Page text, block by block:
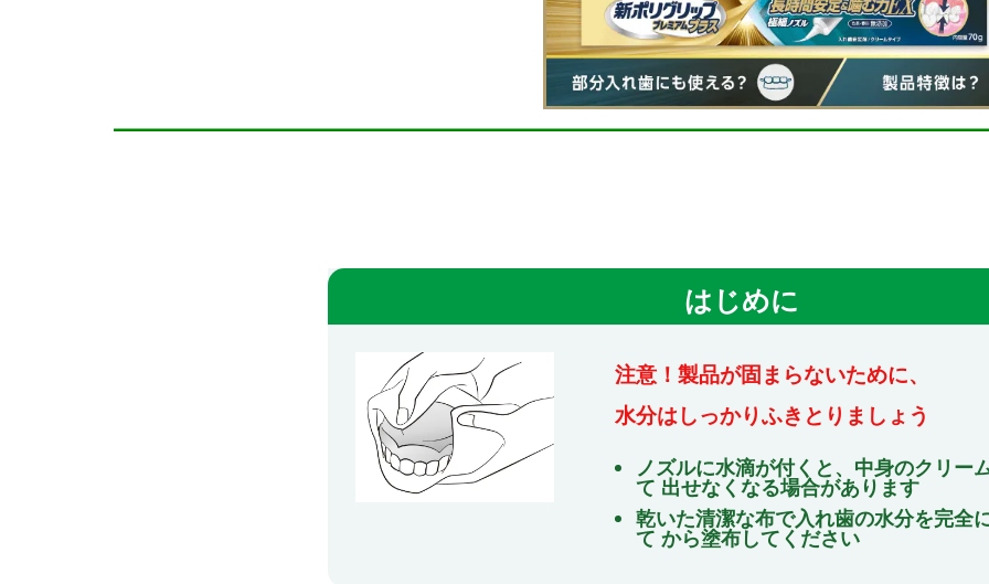
はじめに
注意！製品が固まらないために、
⽔分はしっかりふきとりましょう
ノズルに⽔滴が付くと、中⾝のクリー
て 出せなくなる場合があります
乾いた清潔な布で⼊れ⻭の⽔分を完全
て から塗布してください